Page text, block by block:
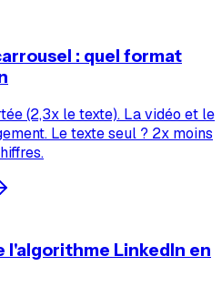
: quel format
(2,3x le texte). La vidéo et le
Le texte seul ? 2x moins
LinkedIn en